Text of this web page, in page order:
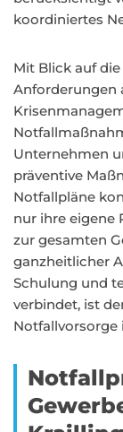
koordiniertes
Mit Blick auf
Anforderungen
Unternehmen
präventive
Notfallpläne
nur ihre eigene
zur gesamten
ganzheitlicher
Schulung und
verbindet, ist
Notfallvorsorge